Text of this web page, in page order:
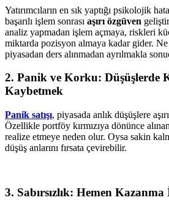
Yatırımcıların en sık yaptığı psikolojik
başarılı işlem sonrası aşırı özgüven
analiz yapmadan işlem açmaya, riskleri
miktarda pozisyon almaya kadar gider.
piyasadan ders alınmadan ayrılmakla
2. Panik ve Korku: Düşüşlerde
Kaybetmek
Panik satışı, piyasada anlık düşüşlere
Özellikle portföy kırmızıya dönünce
realize etmeye neden olur. Oysa sakin
düşüş anlarını fırsata çevirebilir.
3. Sabırsızlık: Hemen Kazanma